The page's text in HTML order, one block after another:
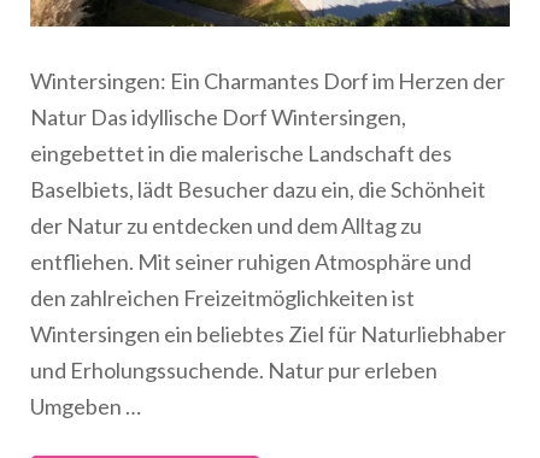
Wintersingen: Ein Charmantes Dorf im Herzen der
Natur Das idyllische Dorf Wintersingen,
eingebettet in die malerische Landschaft des
Baselbiets, lädt Besucher dazu ein, die Schönheit
der Natur zu entdecken und dem Alltag zu
entfliehen. Mit seiner ruhigen Atmosphäre und
den zahlreichen Freizeitmöglichkeiten ist
Wintersingen ein beliebtes Ziel für Naturliebhaber
und Erholungssuchende. Natur pur erleben
Umgeben …